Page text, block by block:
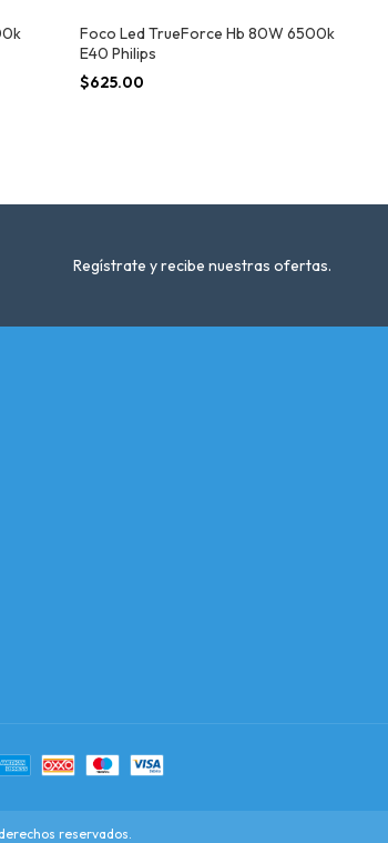
Foco Led TrueForce Hb 80W 6500k
E40 Philips
$625.00
Regístrate y recibe nuestras ofertas.
reservados.